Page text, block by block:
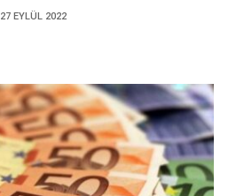
27 EYLÜL 2022